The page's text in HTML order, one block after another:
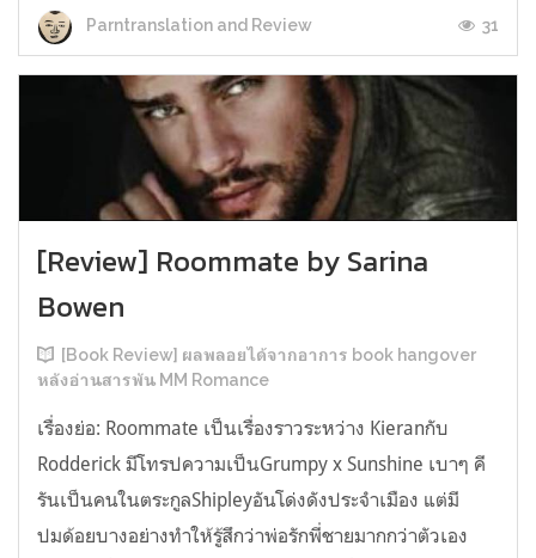
Parntranslation and Review 31
[Review] Roommate by Sarina
Bowen
[Book Review] ผลพลอยได้จากอาการ book hangover
หลังอ่านสารพัน MM Romance
เรื่องย่อ: Roommate เป็นเรื่องราวระหว่าง Kieranกับ
Rodderick มีโทรปความเป็นGrumpy x Sunshine เบาๆ คี
รันเป็นคนในตระกูลShipleyอันโด่งดังประจำเมือง แต่มี
ปมด้อยบางอย่างทำให้รู้สึกว่าพ่อรักพี่ชายมากกว่าตัวเอง